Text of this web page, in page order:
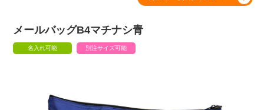
メールバッグB4マチナシ青
名入れ可能 別注サイズ可能